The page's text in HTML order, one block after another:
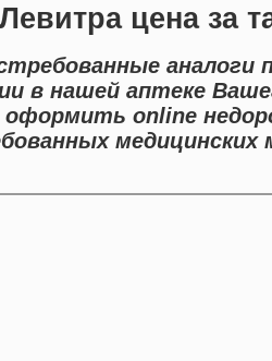
цена за
аналоги
в нашей аптеке
online
медицинских